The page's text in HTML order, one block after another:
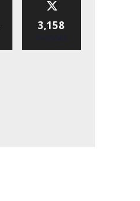
3,158
Abonnés